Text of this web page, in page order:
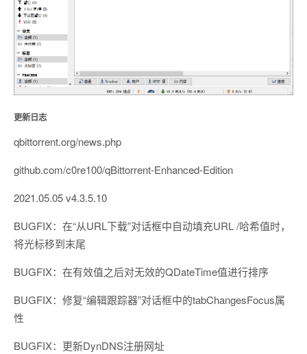
更新日志
qbittorrent.org/news.php
github.com/c0re100/qBittorrent-Enhanced-Edition
2021.05.05 v4.3.5.10
BUGFIX：在“从URL下载”对话框中自动填充URL /哈希值时，
将光标移到末尾
BUGFIX：在有效值之后对无效的QDateTime值进行排序
BUGFIX：修复“编辑跟踪器”对话框中的tabChangesFocus属
性
BUGFIX：更新DynDNS注册网址